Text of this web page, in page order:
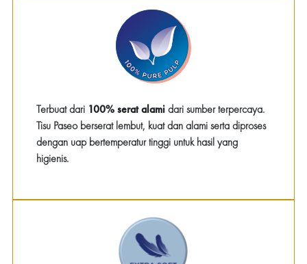
Terbuat dari 100% serat alamidari sumber terpercaya.
Tisu Paseo berserat lembut, kuat dan alami serta diproses
dengan uap bertemperatur tinggi untuk hasil yang
higienis.